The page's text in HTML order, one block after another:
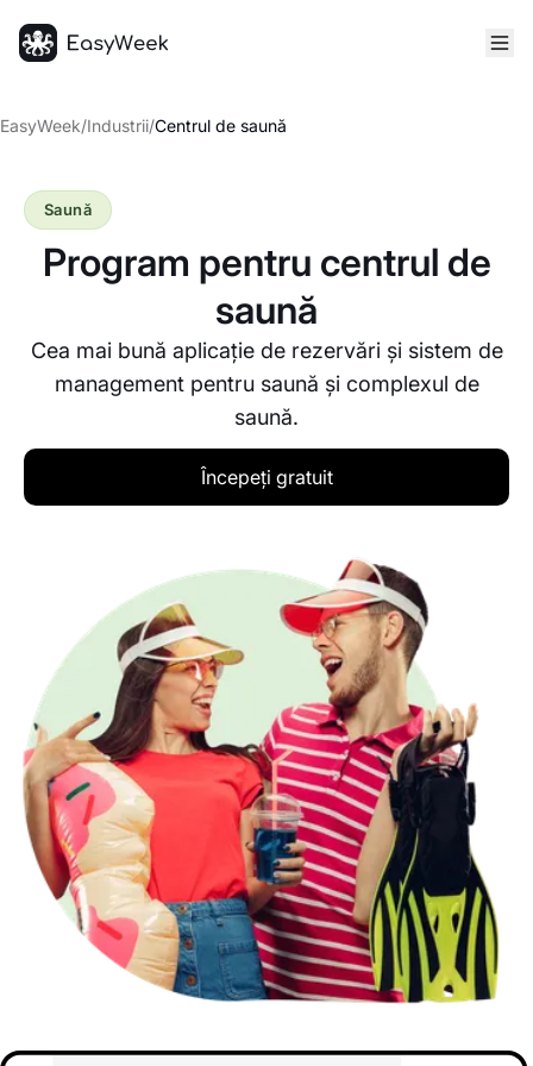
EasyWeek/Industrii/Centrul de saună
Program pentru centrul de
saună
Cea mai bună aplicație de rezervări și sistem de
management pentru saună și complexul de
saună.
Saună
Începeți gratuit